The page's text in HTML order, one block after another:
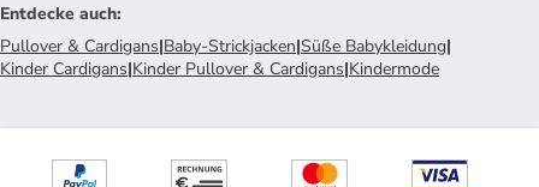
Entdecke auch:
Pullover & Cardigans|Baby-Strickjacken|Süße Babykleidung|
Kinder Cardigans|Kinder Pullover & Cardigans|Kindermode